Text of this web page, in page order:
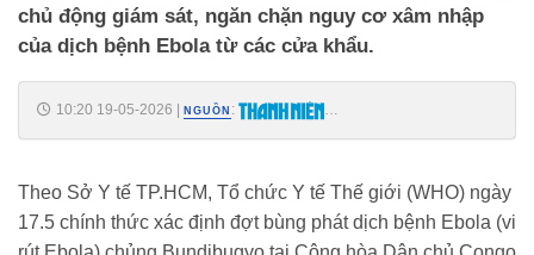
chủ động giám sát, ngăn chặn nguy cơ xâm nhập
của dịch bệnh Ebola từ các cửa khẩu.
10:20 19-05-2026 NGUỒN :
Theo Sở Y tế TP.HCM, Tổ chức Y tế Thế giới (WHO) ngày
17.5 chính thức xác định đợt bùng phát dịch bệnh Ebola (vi